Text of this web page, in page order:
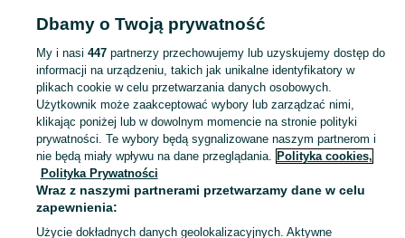
KATEGORIA
Bogaty wybór jeansów z rozdarciami damskich Żory ▶️ Różne materiały i kolory ✅ Nowe i używane w atrakcyjnych cenach ✌ Sprawdź oferty na OLX.pl! Zobacz
Mapa kategorii
Mapa miejscowości
Mapa ministron
Dbamy o Twoją prywatność
My i nasi 447partnerzy przechowujemy lub uzyskujemy dostęp do
informacji na urządzeniu, takich jak unikalne identyfikatory w
plikach cookie w celu przetwarzania danych osobowych.
Użytkownik może zaakceptować wybory lub zarządzać nimi,
klikając poniżej lub w dowolnym momencie na stronie polityki
prywatności. Te wybory będą sygnalizowane naszym partnerom i
nie będą miały wpływu na dane przeglądania. Polityka cookies,
Polityka Prywatności
Wraz z naszymi partnerami przetwarzamy dane w celu
zapewnienia:
Użycie dokładnych danych geolokalizacyjnych. Aktywne